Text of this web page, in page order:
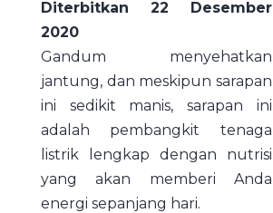
Diterbitkan 22 Desember
2020
Gandum menyehatkan
jantung, dan meskipun sarapan
ini sedikit manis, sarapan ini
adalah pembangkit tenaga
listrik lengkap dengan nutrisi
yang akan memberi Anda
energi sepanjang hari.